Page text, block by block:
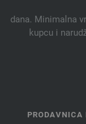
dana. Minimalna
kupcu i
PRODAVNICA